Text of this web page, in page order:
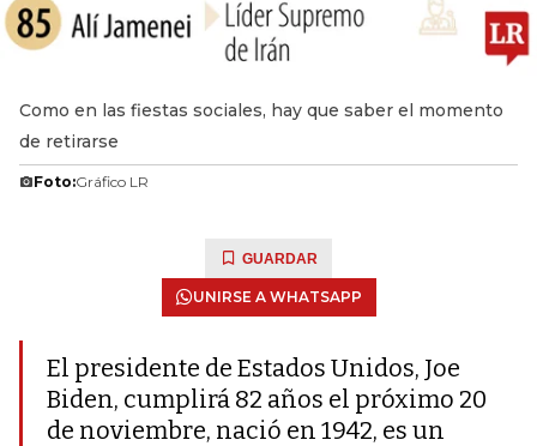
Como en las fiestas sociales, hay que saber el momento
de retirarse
Foto:Gráfico LR
GUARDAR
UNIRSE A WHATSAPP
El presidente de Estados Unidos, Joe
Biden, cumplirá 82 años el próximo 20
de noviembre, nació en 1942, es un